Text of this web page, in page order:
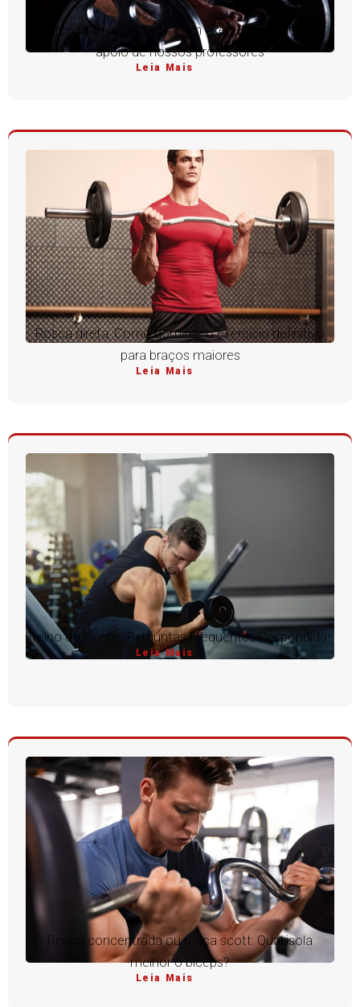
Aprenda a rosca direta com execução perfeita e
apoio de nossos professores
Leia Mais
Rosca direta: Como dominar o exercício definitivo
para braços maiores
Leia Mais
Treino de Bíceps: Perguntas Frequentes Respondidas
Leia Mais
Rosca concentrada ou rosca scott: Qual isola
melhor o bíceps?
Leia Mais